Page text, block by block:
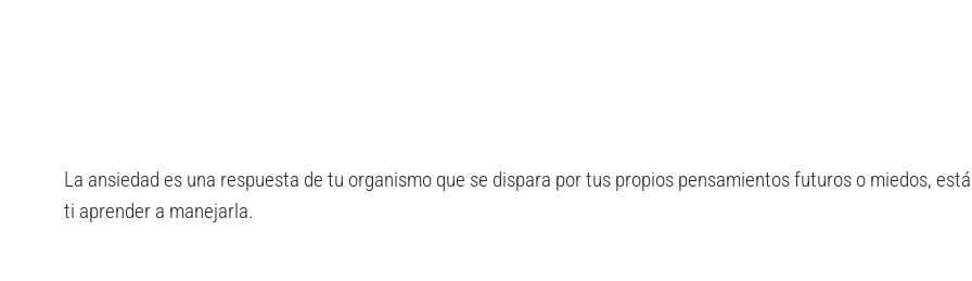
La ansiedad es una respuesta de tu organismo que se dispara por tus propios pensamientos futuros o miedos,
ti aprender a manejarla.